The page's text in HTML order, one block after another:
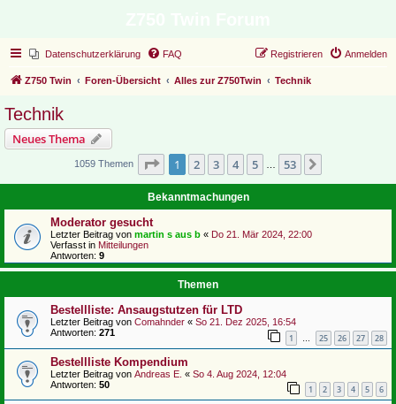
Datenschutzerklärung FAQ Anmelden
Registrieren
Z750 Twin Foren-Übersicht Alles zur Z750Twin Technik
Technik
Neues Thema
1059 Themen Seite 1von 53
1 2 3 4 5 53
Bekanntmachungen
Moderator gesucht
Letzter Beitrag von martin s aus b « Do 21. Mär 2024, 22:00
Verfasst in Mitteilungen
Antworten: 9
Themen
Bestellliste: Ansaugstutzen für LTD
Letzter Beitrag von Comahnder « So 21. Dez 2025, 16:54
Antworten: 271 1 … 25 26 27 28
Bestellliste Kompendium
Letzter Beitrag von Andreas E. « So 4. Aug 2024, 12:04
Antworten: 50 1 2 3 4 5 6